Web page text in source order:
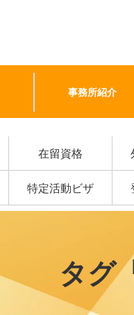
事務所紹介
在留資格
特定活動ビザ
タグ